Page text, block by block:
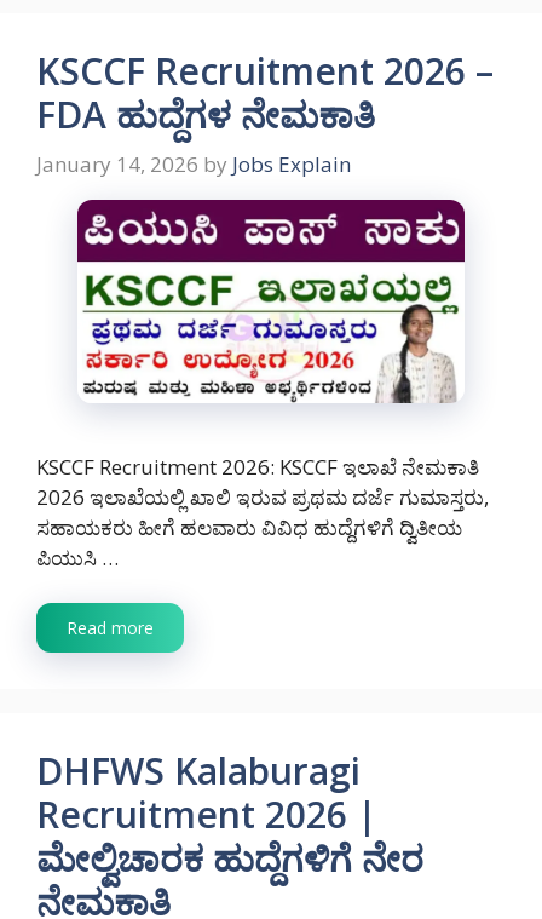
KSCCF Recruitment 2026 –
FDA ಹುದ್ದೆಗಳ ನೇಮಕಾತಿ
January 14, 2026 by Jobs Explain
KSCCF Recruitment 2026: KSCCF ಇಲಾಖೆ ನೇಮಕಾತಿ
2026 ಇಲಾಖೆಯಲ್ಲಿ ಖಾಲಿ ಇರುವ ಪ್ರಥಮ ದರ್ಜೆ ಗುಮಾಸ್ತರು,
ಸಹಾಯಕರು ಹೀಗೆ ಹಲವಾರು ವಿವಿಧ ಹುದ್ದೆಗಳಿಗೆ ದ್ವಿತೀಯ
ಪಿಯುಸಿ …
Read more
DHFWS Kalaburagi
Recruitment 2026 |
ಮೇಲ್ವಿಚಾರಕ ಹುದ್ದೆಗಳಿಗೆ ನೇರ
ನೇಮಕಾತಿ